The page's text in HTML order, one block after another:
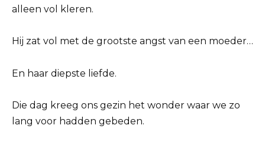
alleen vol kleren.
Hij zat vol met de grootste angst van een moeder…
En haar diepste liefde.
Die dag kreeg ons gezin het wonder waar we zo
lang voor hadden gebeden.